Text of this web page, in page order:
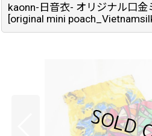
kaonn-日音衣- オリジナル口
[original mini